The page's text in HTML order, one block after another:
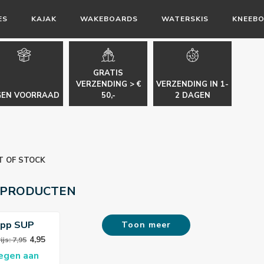
KAJAK WAKEBOARDS WATERSKIS
VOORRAAD
GRATIS
VERZENDING > €
50,-
VERZENDING IN 1-
2 DAGEN
OF STOCK
SUP
Sleutel
7,95 4,95
aan
Toon meer